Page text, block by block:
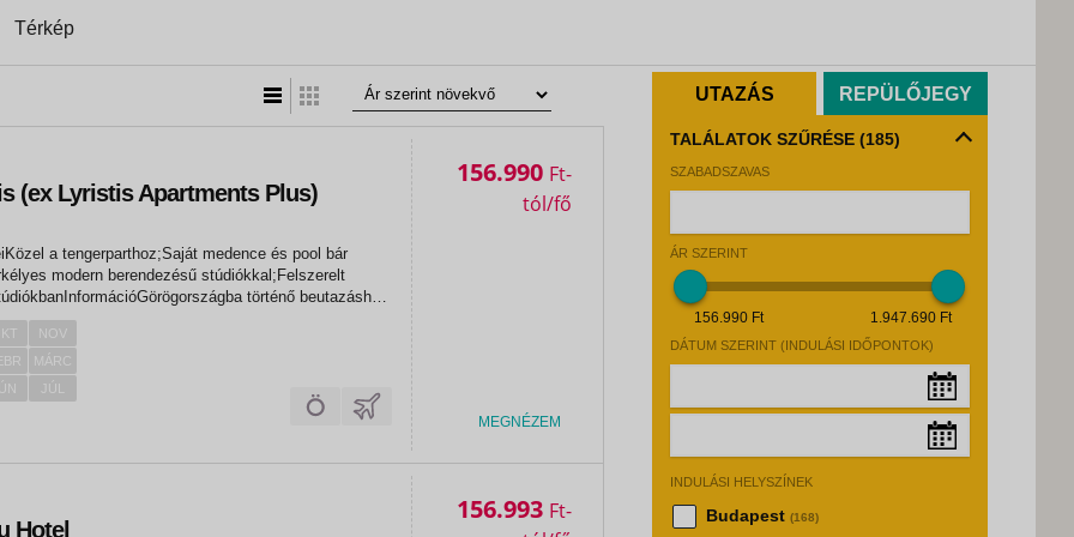
Térkép
UTAZÁS REPÜLŐJEGY
TALÁLATOK SZŰRÉSE (185)
SZABADSZAVAS
ÁR SZERINT
156.990 Ft 1.947.690 Ft
DÁTUM SZERINT (INDULÁSI IDŐPONTOK)
Hé
Ke Sz Cs
27
30
«
INDULÁSI HELYSZÍNEK
Budapest (168)
(ex Lyristis Apartments Plus)
a tengerparthoz;Saját medence és pool bár
modern berendezésű stúdiókkal;Felszerelt
történő beutazáshoz
igazolvány vagy útlevél szükséges, melynek az
érvényesnek...
NOV
MÁRC
JÚL
156.990 Ft
MEGNÉZEM
Hotel
156.993 Ft